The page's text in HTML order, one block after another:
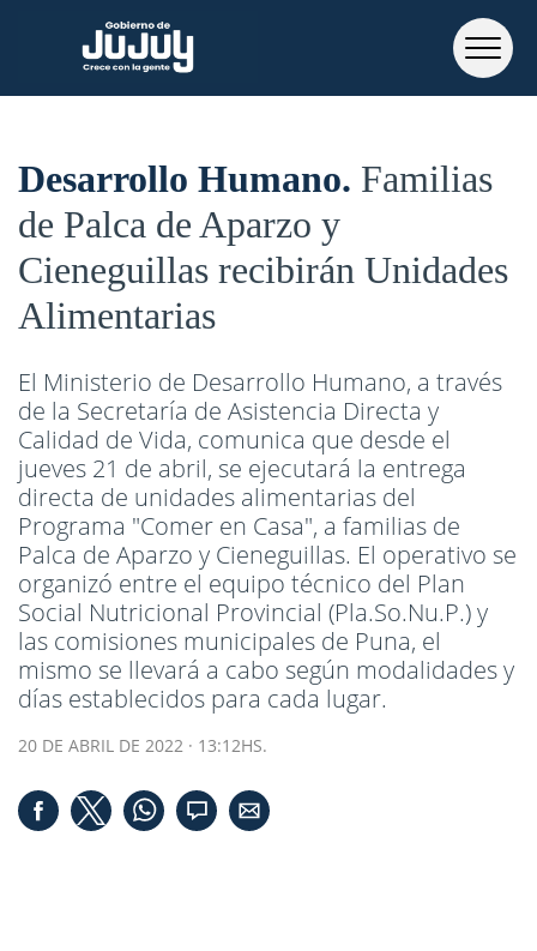
Desarrollo Humano Familias
de Palca de Aparzo y
Cieneguillas recibirán Unidades
Alimentarias
El Ministerio de Desarrollo Humano, a través
de la Secretaría de Asistencia Directa y
Calidad de Vida, comunica que desde el
jueves 21 de abril, se ejecutará la entrega
directa de unidades alimentarias del
Programa "Comer en Casa", a familias de
Palca de Aparzo y Cieneguillas. El operativo se
organizó entre el equipo técnico del Plan
Social Nutricional Provincial (Pla.So.Nu.P.) y
las comisiones municipales de Puna, el
mismo se llevará a cabo según modalidades y
días establecidos para cada lugar.
20 DE ABRIL DE 2022 · 13:12HS.